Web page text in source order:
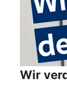
Wir